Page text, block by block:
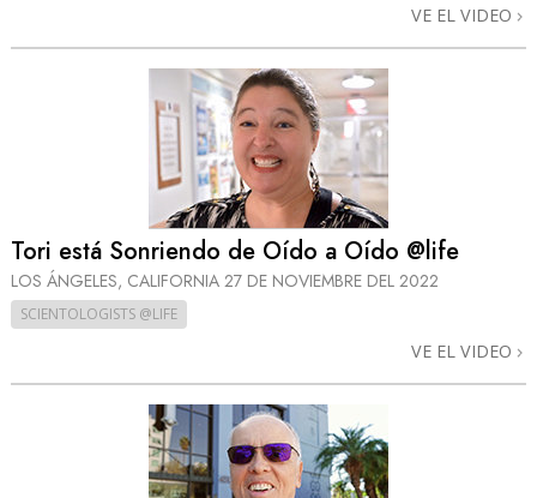
VE EL VIDEO
Tori está Sonriendo de Oído a Oído @life
LOS ÁNGELES, CALIFORNIA 27 DE NOVIEMBRE DEL 2022
SCIENTOLOGISTS @LIFE
VE EL VIDEO